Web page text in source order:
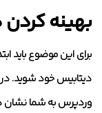
بهینه
دیتابیس خود شوید.